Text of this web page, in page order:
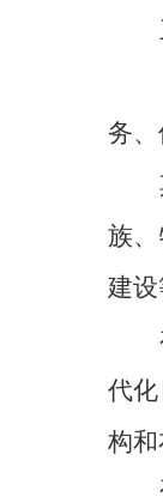
务、
族
建
代
构